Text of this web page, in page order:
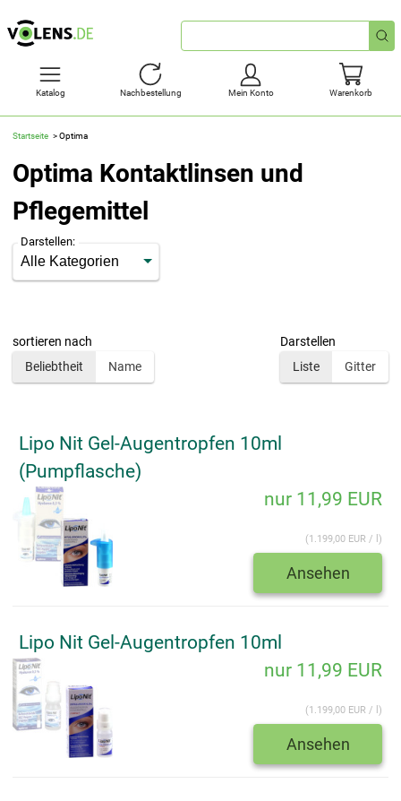
Schnellsuche
Katalog Nachbestellung Mein Konto Warenkorb
Startseite Optima
Optima Kontaktlinsen und
Pflegemittel
Darstellen:
sortieren nach
Beliebtheit
Name
Darstellen
Liste
Gitter
Lipo Nit Gel-Augentropfen 10ml
(Pumpflasche)
nur 11,99 EUR
(1.199,00 EUR / l)
Ansehen
Lipo Nit Gel-Augentropfen 10ml
nur 11,99 EUR
(1.199,00 EUR / l)
Ansehen